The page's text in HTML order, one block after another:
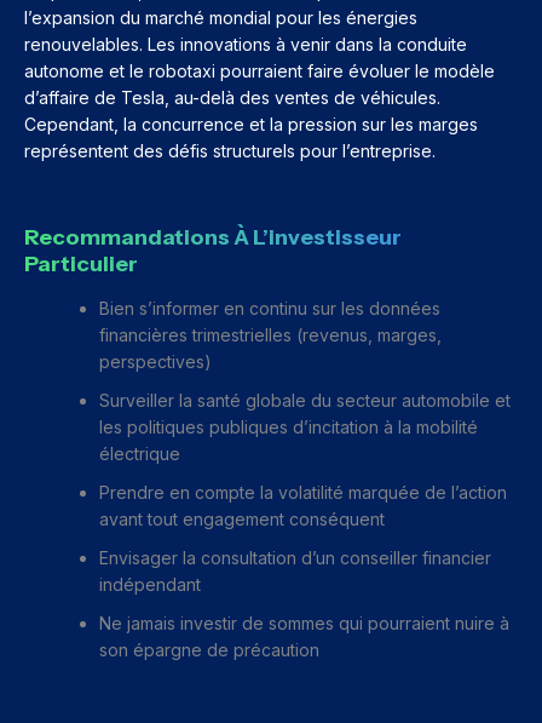
l’expansion du marché mondial pour les énergies
renouvelables. Les innovations à venir dans la conduite
autonome et le robotaxi pourraient faire évoluer le modèle
d’affaire de Tesla, au-delà des ventes de véhicules.
Cependant, la concurrence et la pression sur les marges
représentent des défis structurels pour l’entreprise.
Recommandations À L’investisseur
Particulier
Bien s’informer en continu sur les données
financières trimestrielles (revenus, marges,
perspectives)
Surveiller la santé globale du secteur automobile et
les politiques publiques d’incitation à la mobilité
électrique
Prendre en compte la volatilité marquée de l’action
avant tout engagement conséquent
Envisager la consultation d’un conseiller financier
indépendant
Ne jamais investir de sommes qui pourraient nuire à
son épargne de précaution